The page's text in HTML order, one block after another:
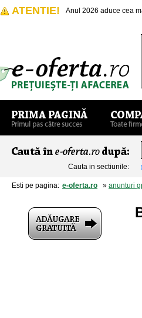
ATENTIE! Anul 2026 aduce cea
Cauta in sectiunile:
Esti pe pagina: e-oferta.ro » anunturi